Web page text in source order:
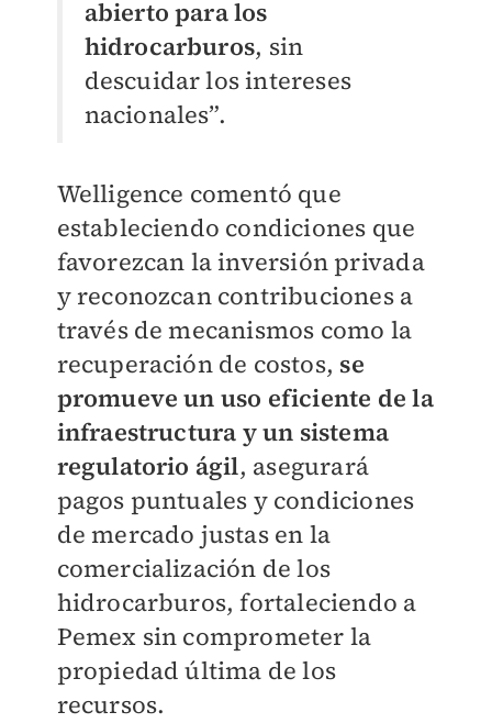
abierto para los
hidrocarburos, sin
descuidar los intereses
nacionales”.
Welligence comentó que
estableciendo condiciones que
favorezcan la inversión privada
y reconozcan contribuciones a
través de mecanismos como la
recuperación de costos, se
promueve un uso eficiente de la
infraestructura y un sistema
regulatorio ágil, asegurará
pagos puntuales y condiciones
de mercado justas en la
comercialización de los
hidrocarburos, fortaleciendo a
Pemex sin comprometer la
propiedad última de los
recursos.